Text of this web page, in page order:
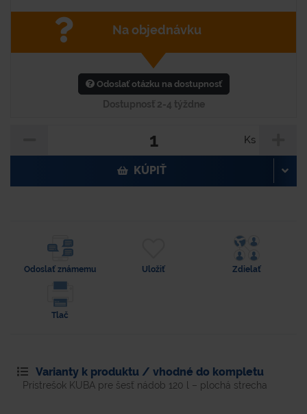
Na objednávku
Odoslať otázku na dostupnosť
Dostupnosť 2-4 týždne
Ks
KÚPIŤ
Odoslať známemu Uložiť Zdielať
Tlač
Varianty k produktu / vhodné do kompletu
Prístrešok KUBA pre šesť nádob 120 l – plochá strecha